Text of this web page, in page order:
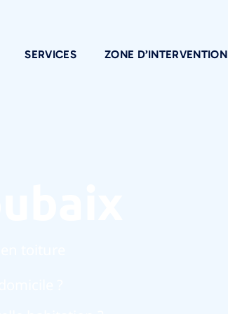
SERVICES ZONE D’INTERVENTION